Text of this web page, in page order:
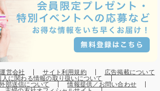
運営会社 サイト利用規約
広告掲載について
人に関わる情報の取り扱いについて
部送信について
情報提供／お問い合わせ